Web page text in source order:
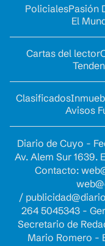
PolicialesPasión
El
Cartas del lector
Clasificados
Avisos
Diario de Cuyo -
Av. Alem Sur 1639.
Contacto:
/
264 5045343 -
Secretario de
Mario Romero -